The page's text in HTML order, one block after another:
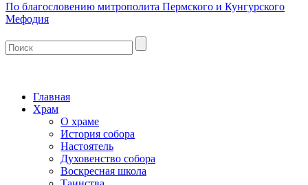
По благословению митрополита Пермского и Кунгурского
Мефодия
Главная
Храм
О храме
История собора
Настоятель
Духовенство собора
Воскресная школа